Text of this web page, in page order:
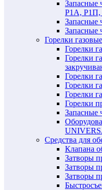
Запасные
Р1А, Р1П,
Запасные
Запасные
Горелки
Горелки
Горелки
Горелки
Горелки
Горелки
Горелки
Запасные
Средства для
Клапана
Затворы
Затворы
Затворы